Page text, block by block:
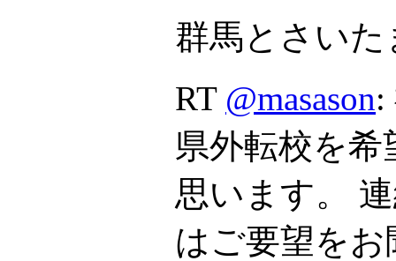
群馬とさいた
RT @masason:
県外転校を
思います。
はご要望を